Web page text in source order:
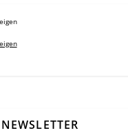
NEWSLETTER